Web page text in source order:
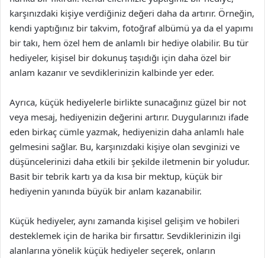
karşınızdaki kişiye verdiğiniz değeri daha da artırır. Örneğin,
kendi yaptığınız bir takvim, fotoğraf albümü ya da el yapımı
bir takı, hem özel hem de anlamlı bir hediye olabilir. Bu tür
hediyeler, kişisel bir dokunuş taşıdığı için daha özel bir
anlam kazanır ve sevdiklerinizin kalbinde yer eder.
Ayrıca, küçük hediyelerle birlikte sunacağınız güzel bir not
veya mesaj, hediyenizin değerini artırır. Duygularınızı ifade
eden birkaç cümle yazmak, hediyenizin daha anlamlı hale
gelmesini sağlar. Bu, karşınızdaki kişiye olan sevginizi ve
düşüncelerinizi daha etkili bir şekilde iletmenin bir yoludur.
Basit bir tebrik kartı ya da kısa bir mektup, küçük bir
hediyenin yanında büyük bir anlam kazanabilir.
Küçük hediyeler, aynı zamanda kişisel gelişim ve hobileri
desteklemek için de harika bir fırsattır. Sevdiklerinizin ilgi
alanlarına yönelik küçük hediyeler seçerek, onların